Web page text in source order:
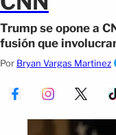
Trump se opone a
fusión que
Paramount y Netflix
Por Bryan Vargas Martinez